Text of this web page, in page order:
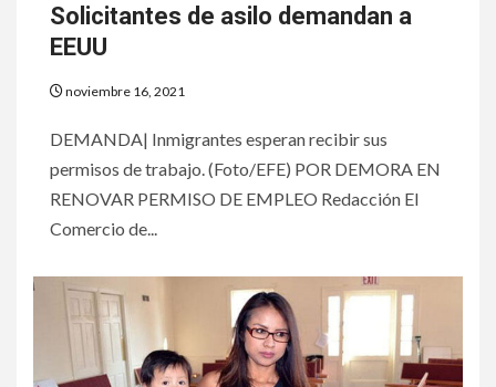
Solicitantes de asilo demandan a
EEUU
noviembre 16, 2021
DEMANDA| Inmigrantes esperan recibir sus
permisos de trabajo. (Foto/EFE) POR DEMORA EN
RENOVAR PERMISO DE EMPLEO Redacción El
Comercio de...